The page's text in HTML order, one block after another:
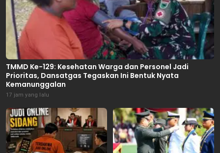
TMMD Ke-129: Kesehatan Warga dan Personel Jadi
Prioritas, Dansatgas Tegaskan Ini Bentuk Nyata
Kemanunggalan
17 jam yang lalu